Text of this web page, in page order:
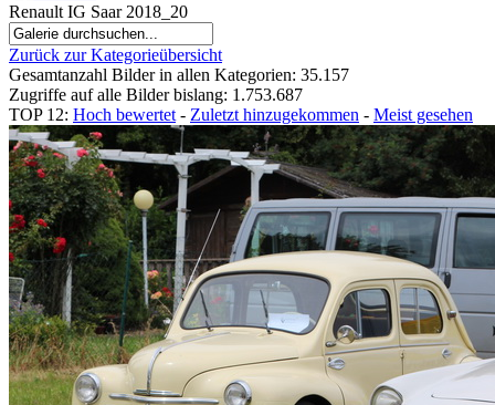
Renault IG Saar 2018_20
Zurück zur Kategorieübersicht
Gesamtanzahl Bilder in allen Kategorien: 35.157
Zugriffe auf alle Bilder bislang: 1.753.687
TOP 12: Hoch bewertet - Zuletzt hinzugekommen - Meist gesehen